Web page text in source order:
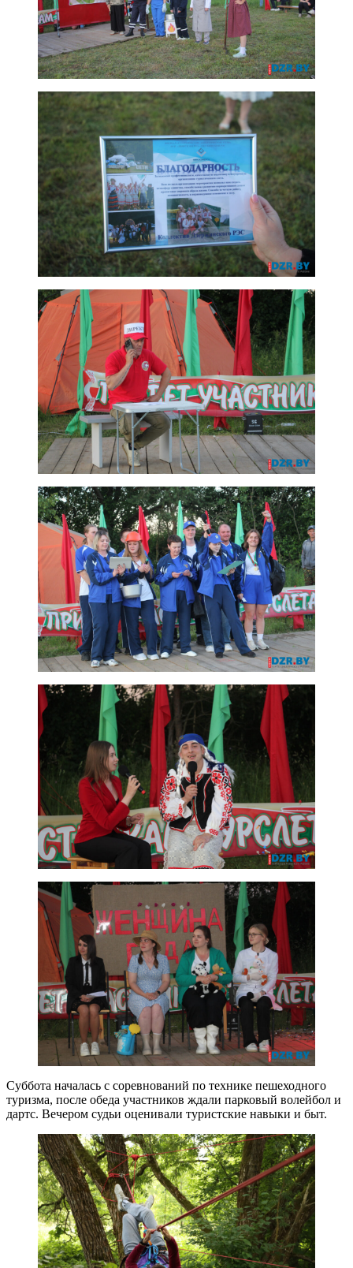
Суббота началась с соревнований по технике пешеходного
туризма, после обеда участников ждали парковый волейбол и
дартс. Вечером судьи оценивали туристские навыки и быт.